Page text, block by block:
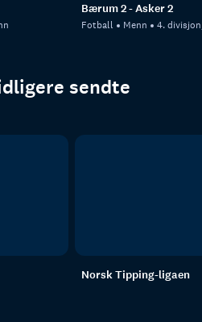
Bærum 2 - Asker 2
Fotball Menn 4.
sendte
Norsk Tipping-ligaen